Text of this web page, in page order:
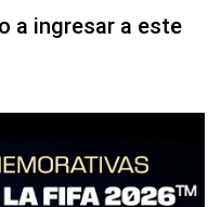
a ingresar a este